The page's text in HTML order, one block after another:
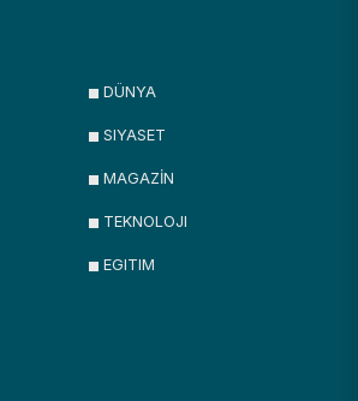
DÜNYA
SIYASET
MAGAZİN
TEKNOLOJI
EGITIM